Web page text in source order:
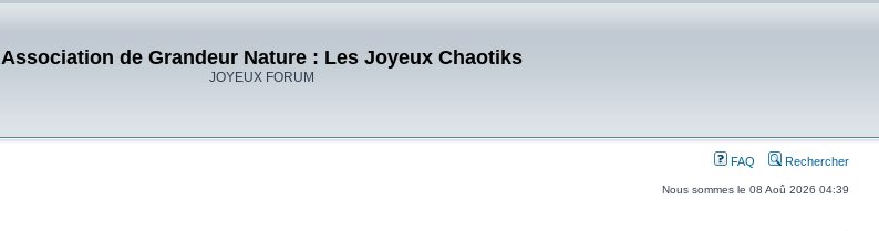
Association de Grandeur Nature : Les Joyeux Chaotiks
JOYEUX FORUM
FAQ Rechercher
Nous sommes le 08 Aoû 2026 04:39